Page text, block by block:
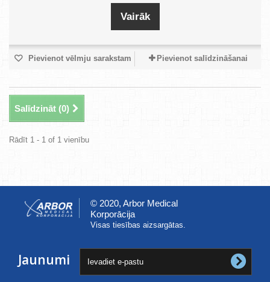
Vairāk
Pievienot vēlmju sarakstam Pievienot salīdzināšanai
Salīdzināt (0)
Rādīt 1 - 1 of 1 vienību
© 2020, Arbor Medical
Korporācija
Visas tiesības aizsargātas.
Jaunumi